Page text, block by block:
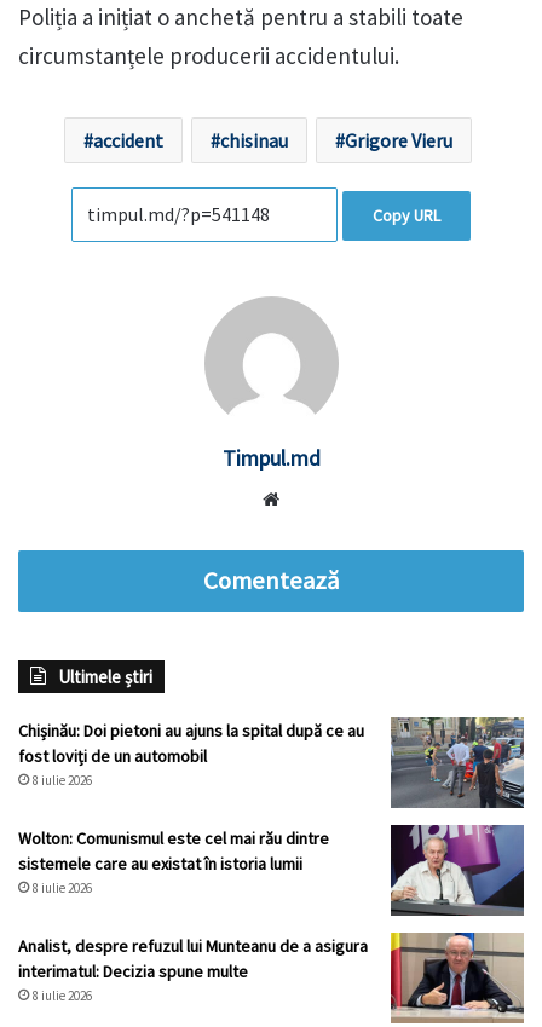
Poliția a inițiat o anchetă pentru a stabili toate
circumstanțele producerii accidentului.
accident chisinau Grigore Vieru
Copy URL
Timpul.md
Comentează
Ultimele știri
Chișinău: Doi pietoni au ajuns la spital după ce au
fost loviți de un automobil
8 iulie 2026
Wolton: Comunismul este cel mai rău dintre
sistemele care au existat în istoria lumii
8 iulie 2026
Analist, despre refuzul lui Munteanu de a asigura
interimatul: Decizia spune multe
8 iulie 2026